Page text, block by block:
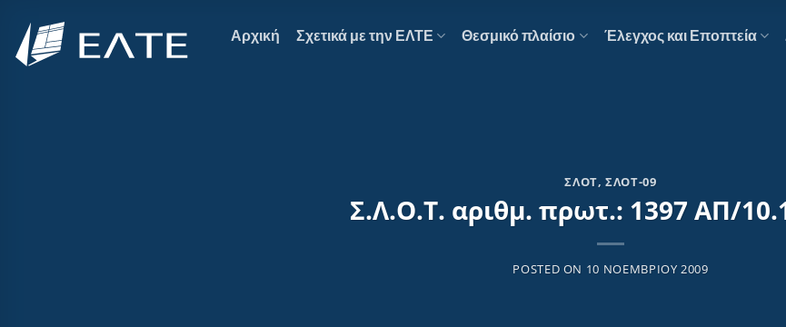
στο
περιεχόμενο
Αρχική Σχετικά με την ΕΛΤΕ Θεσμικό πλαίσιο Έλεγχος και Εποπτεία
ΣΛΟΤ,ΣΛΟΤ-09
Σ.Λ.Ο.Τ. αριθμ. πρωτ.: 1397 ΑΠ/
POSTED ON 10 ΝΟΕΜΒΡΊΟΥ 2009